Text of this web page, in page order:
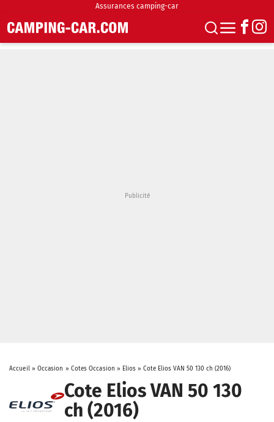
Assurances camping-car
Accueil» Occasion » Cotes Occasion » Elios »Cote Elios VAN 50 130 ch (2016)
Cote Elios VAN 50 130
ch (2016)